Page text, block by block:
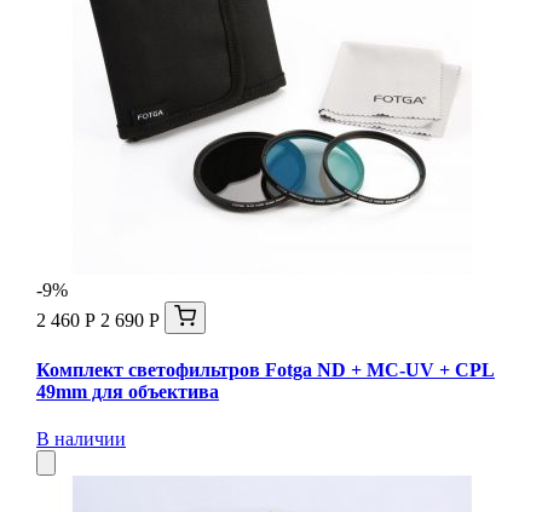
-9%
2 460 Р 2 690 Р
Комплект светофильтров Fotga ND + MC-UV + CPL
49mm для объектива
В наличии